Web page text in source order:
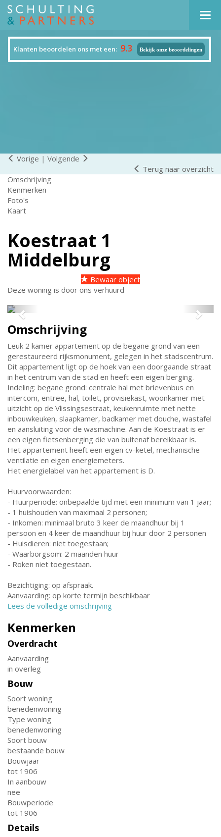
Klanten beoordelen ons met een: 9.3 Bekijk onze beoordelingen
Vorige | Volgende
Terug naar overzicht
Omschrijving
Kenmerken
Foto's
Kaart
Koestraat 1
Middelburg
Bewaar object
Deze woning is door ons verhuurd
Previous Next
Omschrijving
Leuk 2 kamer appartement op de begane grond van een
gerestaureerd rijksmonument, gelegen in het stadscentrum.
Dit appartement ligt op de hoek van een doorgaande straat
in het centrum van de stad en heeft een eigen berging.
Indeling: begane grond: centrale hal met brievenbus en
intercom, entree, hal, toilet, provisiekast, woonkamer met
uitzicht op de Vlissingsestraat, keukenruimte met nette
inbouwkeuken, slaapkamer, badkamer met douche, wastafel
en aansluiting voor de wasmachine. Aan de Koestraat is er
een eigen fietsenberging die van buitenaf bereikbaar is.
Het appartement heeft een eigen cv-ketel, mechanische
ventilatie en eigen energiemeters.
Het energielabel van het appartement is D.
Huurvoorwaarden:
- Huurperiode: onbepaalde tijd met een minimum van 1 jaar;
- 1 huishouden van maximaal 2 personen;
- Inkomen: minimaal bruto 3 keer de maandhuur bij 1
persoon en 4 keer de maandhuur bij huur door 2 personen
- Huisdieren: niet toegestaan;
- Waarborgsom: 2 maanden huur
- Roken niet toegestaan.
Bezichtiging: op afspraak.
Aanvaarding: op korte termijn beschikbaar
Lees de volledige omschrijving
Kenmerken
Overdracht
Aanvaarding
in overleg
Bouw
Soort woning
benedenwoning
Type woning
benedenwoning
Soort bouw
bestaande bouw
Bouwjaar
tot 1906
In aanbouw
nee
Bouwperiode
tot 1906
Details